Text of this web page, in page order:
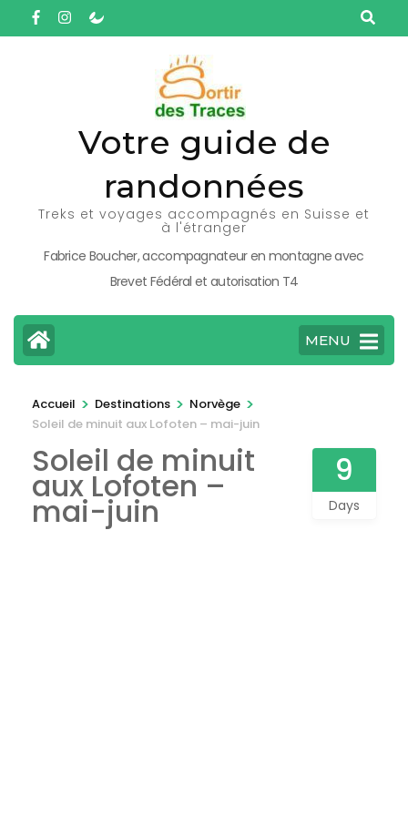
au
Votre guide de
randonnées
Treks et voyages accompagnés en Suisse et
à l'étranger
Fabrice Boucher, accompagnateur en montagne avec
Brevet Fédéral et autorisation T4
MENU
Accueil > Destinations > Norvège >
Soleil de minuit aux Lofoten – mai-juin
Soleil de minuit
aux Lofoten –
mai-juin
9
Days